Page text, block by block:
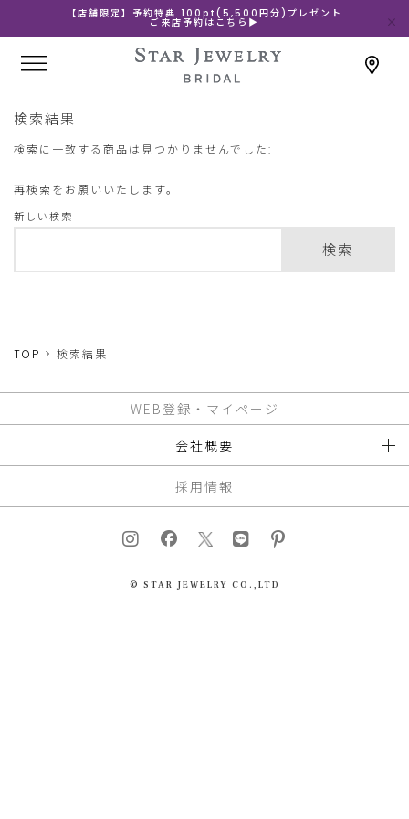
【店舗限定】予約特典 100pt(5,500円分)プレゼント
ご来店予約はこちら▶
検索結果
検索に一致する商品は見つかりませんでした:
再検索をお願いいたします。
新しい検索
検索
TOP 検索結果
WEB登録・マイページ
会社概要
採用情報
© STAR JEWELRY CO.,LTD